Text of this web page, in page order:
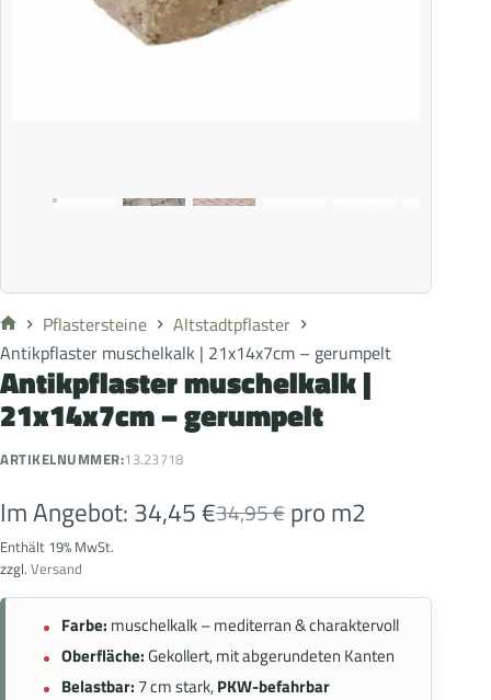
Pflastersteine
Altstadtpflaster
Antikpflaster muschelkalk | 21x14x7cm – gerumpelt
Antikpflaster muschelkalk |
21x14x7cm – gerumpelt
ARTIKELNUMMER:13.23718
Im Angebot: 34,95€
34,45€ pro m2
Enthält 19% MwSt.
zzgl. Versand
Farbe: muschelkalk – mediterran & charaktervoll
Oberfläche:Gekollert, mit abgerundeten Kanten
Belastbar: 7 cm stark,PKW-befahrbar